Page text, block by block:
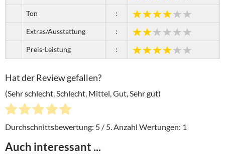
Ton :
Extras/Ausstattung :
Preis-Leistung :
Hat der Review gefallen?
(Sehr schlecht, Schlecht, Mittel, Gut, Sehr gut)
Durchschnittsbewertung: 5 / 5. Anzahl Wertungen: 1
Auch interessant ...